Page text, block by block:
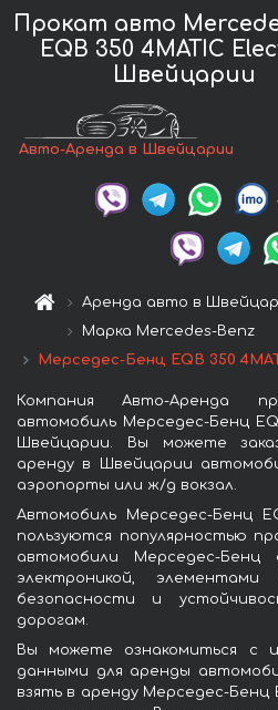
Прокат авто
EQB 350 4MATIC
Швейцарии
Авто-Аренда в Швейцарии
Аренда авто в
Марка Mercedes-Benz
Мерседес-Бенц EQB 350
Компания Авто-Аренда
автомобиль Мерседес-Бенц
Швейцарии. Вы можете
аренду в Швейцарии
аэропорты или ж/д вокзал.
Автомобиль Мерседес-Бенц
пользуются популярностью
автомобили Мерседес-Бенц
электроникой,
безопасности и
дорогам.
Вы можете ознакомиться с
данными для аренды
взять в аренду Мерседес-Бенц